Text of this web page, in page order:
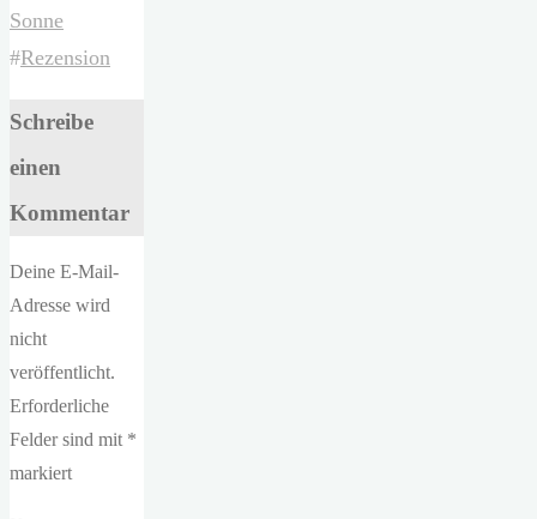
Sonne
#Rezension
Schreibe
einen
Kommentar
Deine E-Mail-
Adresse wird
nicht
veröffentlicht.
Erforderliche
Felder sind mit *
markiert